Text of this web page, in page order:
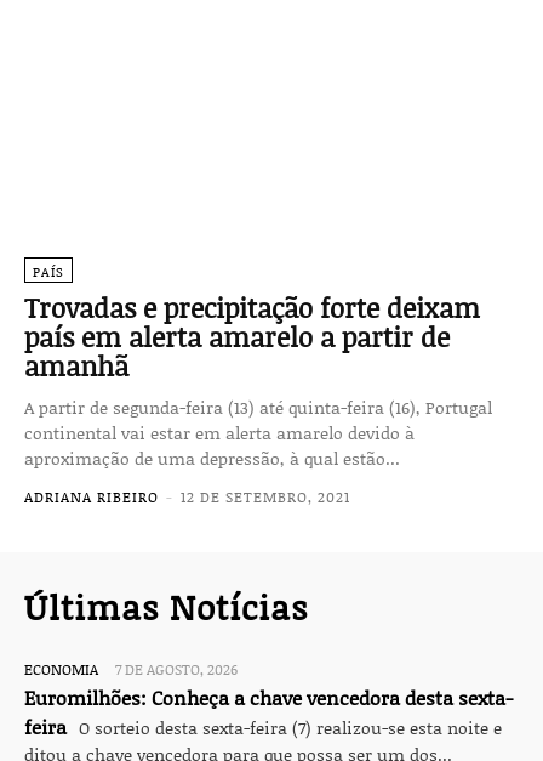
PAÍS
Trovadas e precipitação forte deixam
país em alerta amarelo a partir de
amanhã
A partir de segunda-feira (13) até quinta-feira (16), Portugal
continental vai estar em alerta amarelo devido à
aproximação de uma depressão, à qual estão...
ADRIANA RIBEIRO - 12 DE SETEMBRO, 2021
Últimas Notícias
ECONOMIA 7 DE AGOSTO, 2026
Euromilhões: Conheça a chave vencedora desta sexta-
feira O sorteio desta sexta-feira (7) realizou-se esta noite e
ditou a chave vencedora para que possa ser um dos...